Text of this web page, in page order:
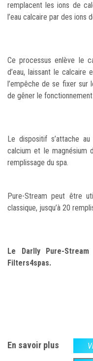
remplacent les ions de
l’eau calcaire par des ions
Ce processus enlève le
d’eau, laissant le calcaire
l’empêche de se fixer sur
de gêner le
Le dispositif s’attache
calcium et le magnésium
remplissage du spa.
Pure-Stream peut être
classique, jusqu’à 20
Le Darlly Pure-
Filters4spas.
En savoir plus